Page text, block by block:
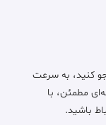
کنید، به سرعت
مطمئن، با
باشید.